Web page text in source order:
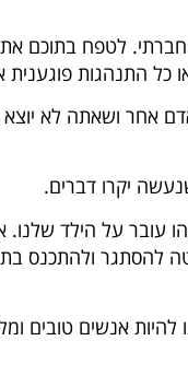
לטפח בתוכם את
התנהגות פוגענית
אחר ושאתה לא יוצא
יקרו דברים.
עובר על הילד
להסתגר ולהתכנס
אנשים טובים